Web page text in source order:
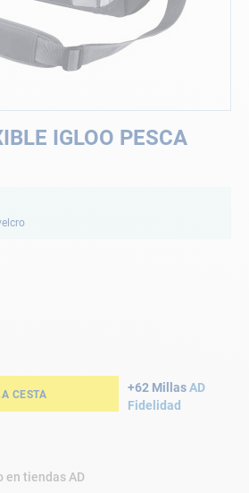
IGLOO PESCA
CESTA +62 MillasAD
Fidelidad
en tiendas AD